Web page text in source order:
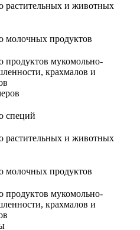
растительных и животных
молочных продуктов
продуктов мукомольно-
крахмалов и
специй
растительных и животных
молочных продуктов
продуктов мукомольно-
крахмалов и